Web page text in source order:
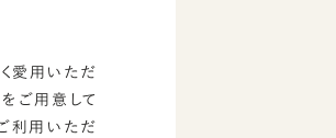
愛用いただ
ご用意して
利用いただ